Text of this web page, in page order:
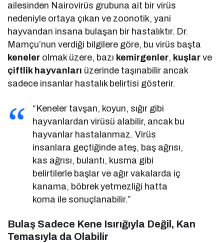
ailesinden Nairovirüs grubuna ait bir virüs
nedeniyle ortaya çıkan ve zoonotik, yani
hayvandan insana bulaşan bir hastalıktır. Dr.
Mamçu’nun verdiği bilgilere göre, bu virüs başta
keneler olmak üzere, bazı kemirgenler, kuşlar ve
çiftlik hayvanları üzerinde taşınabilir ancak
sadece insanlar hastalık belirtisi gösterir.
“Keneler tavşan, koyun, sığır gibi
hayvanlardan virüsü alabilir, ancak bu
hayvanlar hastalanmaz. Virüs
insanlara geçtiğinde ateş, baş ağrısı,
kas ağrısı, bulantı, kusma gibi
belirtilerle başlar ve ağır vakalarda iç
kanama, böbrek yetmezliği hatta
koma ile sonuçlanabilir.”
Bulaş Sadece Kene Isırığıyla Değil, Kan
Temasıyla da Olabilir